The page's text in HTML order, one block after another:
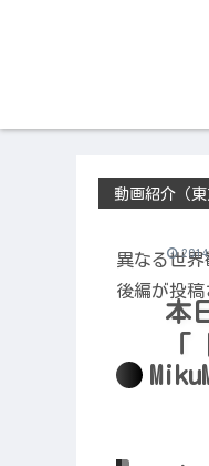
本
「
動画紹介（東
異なる世界
後編が投稿